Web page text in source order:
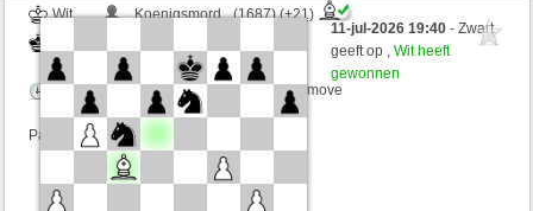
Wit
_Koenigsmord_ (1687) (+21)
Speelduur: 2 minutes/side + 0 seconds/move
Partij telt mee voor de ranglijst
11-jul-2026 19:40- Zwart
geeft op ,Wit heeft
gewonnen